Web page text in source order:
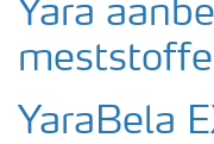
Yara
YaraBela